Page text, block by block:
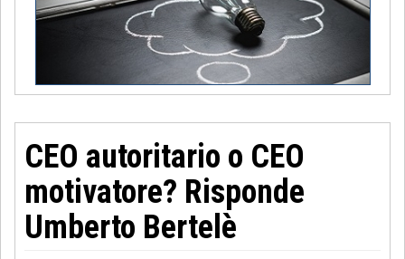
CEO autoritario o CEO
motivatore? Risponde
Umberto Bertelè